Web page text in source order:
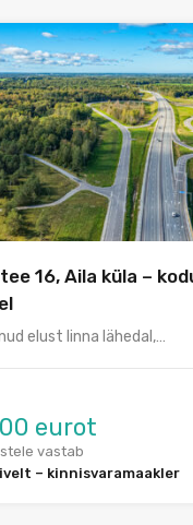
16, Aila küla –
elust linna lähedal,…
eurot
vastab
– kinnisvaramaakler